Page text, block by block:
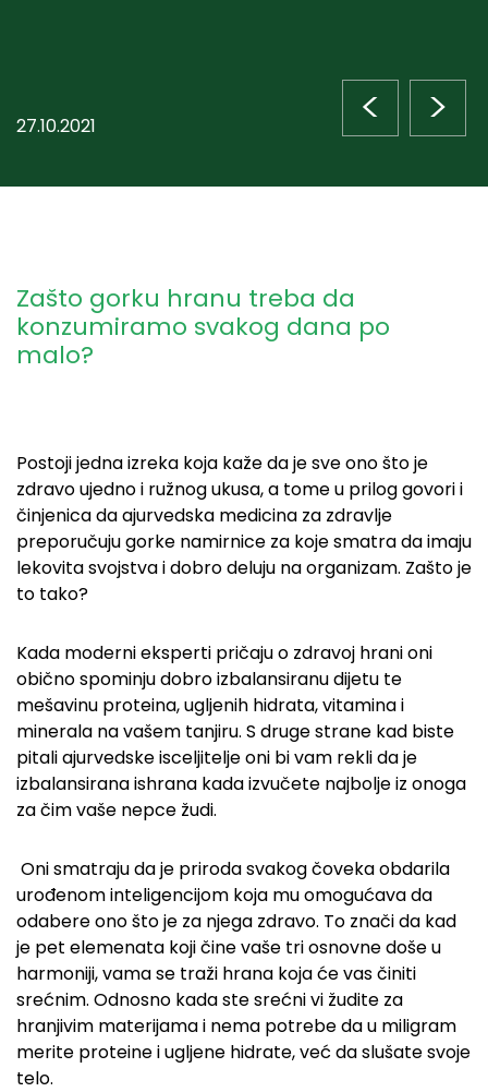
27.10.2021 < >
Zašto gorku hranu treba da
konzumiramo svakog dana po
malo?
Postoji jedna izreka koja kaže da je sve ono što je
zdravo ujedno i ružnog ukusa, a tome u prilog govori i
činjenica da ajurvedska medicina za zdravlje
preporučuju gorke namirnice za koje smatra da imaju
lekovita svojstva i dobro deluju na organizam. Zašto je
to tako?
Kada moderni eksperti pričaju o zdravoj hrani oni
obično spominju dobro izbalansiranu dijetu te
mešavinu proteina, ugljenih hidrata, vitamina i
minerala na vašem tanjiru. S druge strane kad biste
pitali ajurvedske isceljitelje oni bi vam rekli da je
izbalansirana ishrana kada izvučete najbolje iz onoga
za čim vaše nepce žudi.
Oni smatraju da je priroda svakog čoveka obdarila
urođenom inteligencijom koja mu omogućava da
odabere ono što je za njega zdravo. To znači da kad
je pet elemenata koji čine vaše tri osnovne doše u
harmoniji, vama se traži hrana koja će vas činiti
srećnim. Odnosno kada ste srećni vi žudite za
hranjivim materijama i nema potrebe da u miligram
merite proteine i ugljene hidrate, već da slušate svoje
telo.